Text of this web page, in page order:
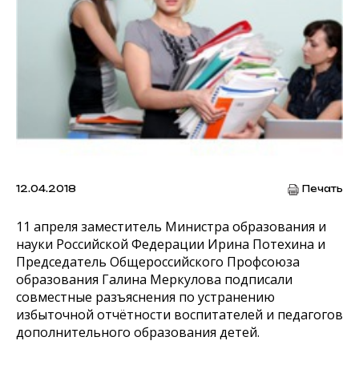
12.04.2018 Печать
11 апреля заместитель Министра образования и
науки Российской Федерации Ирина Потехина и
Председатель Общероссийского Профсоюза
образования Галина Меркулова подписали
совместные разъяснения по устранению
избыточной отчётности воспитателей и педагогов
дополнительного образования детей.